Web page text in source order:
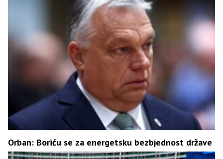
Orban: Boriću se za energetsku bezbjednost države